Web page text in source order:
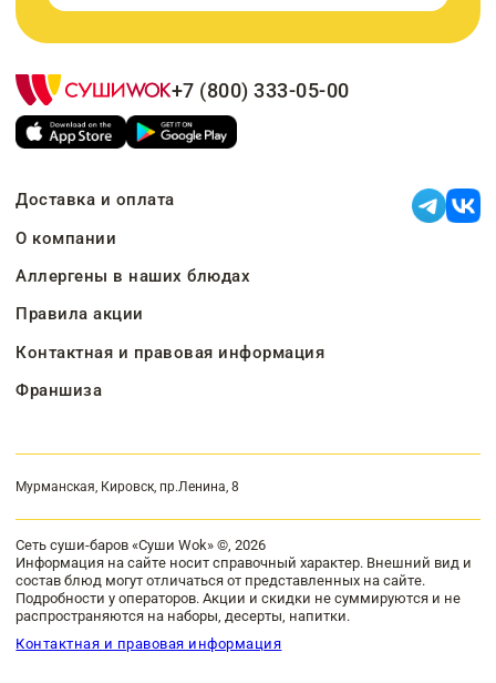
+7 (800) 333-05-00
Доставка и оплата
О компании
Аллергены в наших блюдах
Правила акции
Контактная и правовая информация
Франшиза
Мурманская, Кировск, пр.Ленина, 8
Сеть суши-баров «Суши Wok» ©, 2026
Информация на сайте носит справочный характер. Внешний вид и
состав блюд могут отличаться от представленных на сайте.
Подробности у операторов. Акции и скидки не суммируются и не
распространяются на наборы, десерты, напитки.
Контактная и правовая информация